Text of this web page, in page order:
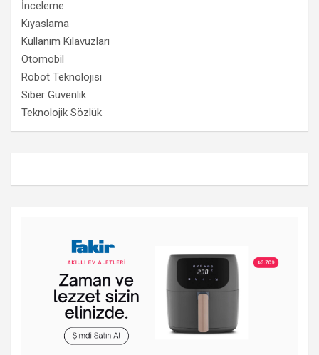
İnceleme
Kıyaslama
Kullanım Kılavuzları
Otomobil
Robot Teknolojisi
Siber Güvenlik
Teknolojik Sözlük